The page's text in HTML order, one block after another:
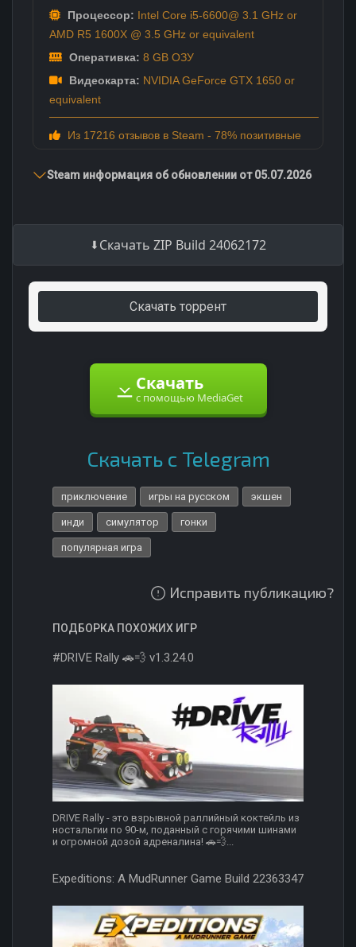
Процессор: Intel Core i5-6600@ 3.1 GHz or
AMD R5 1600X @ 3.5 GHz or equivalent
Оперативка: 8 GB ОЗУ
Видеокарта: NVIDIA GeForce GTX 1650 or
equivalent
Из 17216 отзывов в Steam - 78% позитивные
Steam информация об обновлении от 05.07.2026
Скачать ZIP Build 24062172
Скачать торрент
Скачать
с помощью MediaGet
Скачать с Telegram
приключение игры на русском экшен
инди симулятор гонки
популярная игра
Исправить публикацию?
ПОДБОРКА ПОХОЖИХ ИГР
#DRIVE Rally 🚗💨 v1.3.24.0
DRIVE Rally - это взрывной раллийный коктейль из
ностальгии по 90-м, поданный с горячими шинами
и огромной дозой адреналина! 🚗💨...
Expeditions: A MudRunner Game Build 22363347